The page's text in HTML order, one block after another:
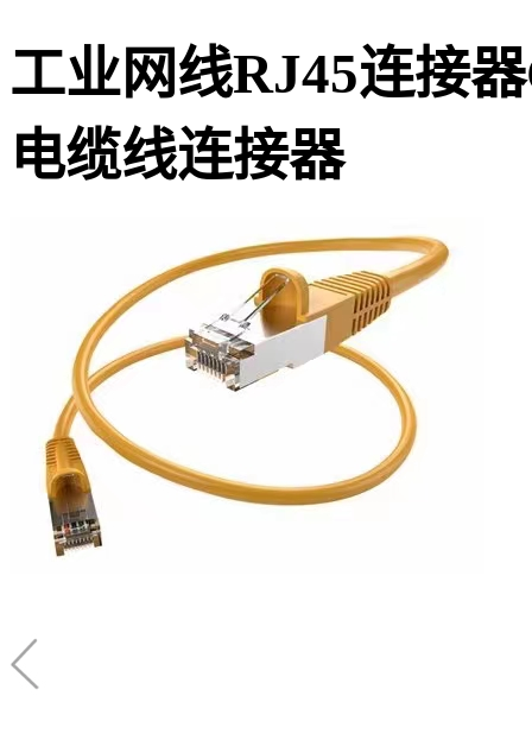
工业网线RJ45连接
电缆线连接器